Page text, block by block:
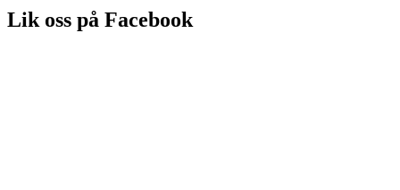
Lik oss på Facebook